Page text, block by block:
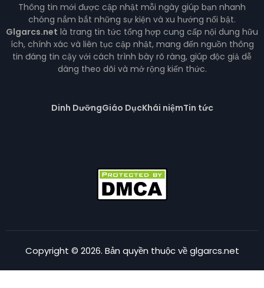
Thông tin mới được cập nhật mỗi ngày giúp bạn nhanh
chóng nắm bắt những sự kiện và xu hướng nổi bật.
Glgarcs.net là trang tin tức tổng hợp cung cấp nội dung hữu
ích, chính xác và liên tục cập nhật, mang đến nguồn thông
tin đáng tin cậy với cách trình bày rõ ràng, giúp độc giả dễ
dàng theo dõi và mở rộng kiến thức.
Dinh DưỡngGiáo DụcKhái niệmTin tức
Copyright © 2026. Bản quyền thuộc về glgarcs.net